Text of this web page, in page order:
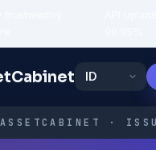
ASSETCABINET ·